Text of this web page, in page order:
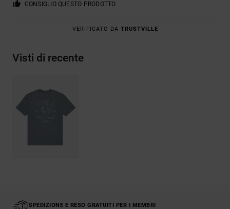
CONSIGLIO QUESTO PRODOTTO
VERIFICATO DA TRUSTVILLE
Visti di recente
SPEDIZIONE E RESO GRATUITI PER I MEMBRI